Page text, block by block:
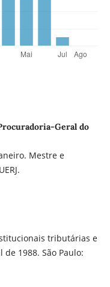
Geral do
Mestre e
tributárias e
1988. São Paulo: